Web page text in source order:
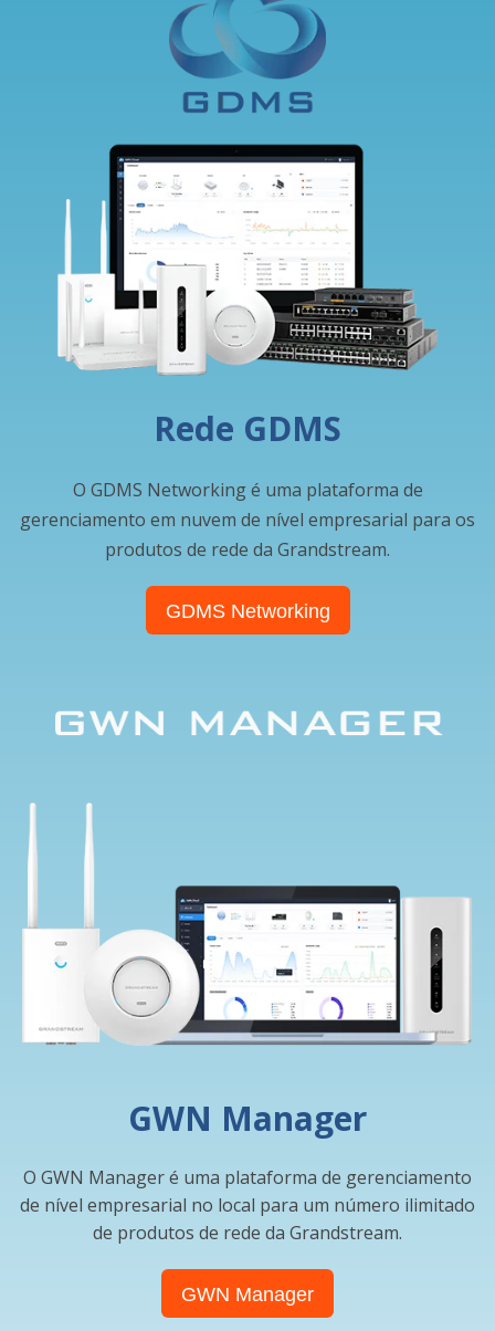
Rede GDMS
O GDMS Networking é uma plataforma de
gerenciamento em nuvem de nível empresarial para os
produtos de rede da Grandstream.
GDMS Networking
GWN Manager
O GWN Manager é uma plataforma de gerenciamento
de nível empresarial no local para um número ilimitado
de produtos de rede da Grandstream.
GWN Manager